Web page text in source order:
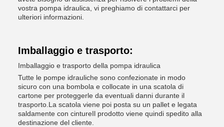
vostra pompa idraulica, vi preghiamo di contattarci per
ulteriori informazioni.
Imballaggio e trasporto:
Imballaggio e trasporto della pompa idraulica
Tutte le pompe idrauliche sono confezionate in modo
sicuro con una bombola e collocate in una scatola di
cartone per proteggerle da eventuali danni durante il
trasporto.La scatola viene poi posta su un pallet e legata
saldamente con cintureIl prodotto viene quindi spedito alla
destinazione del cliente.